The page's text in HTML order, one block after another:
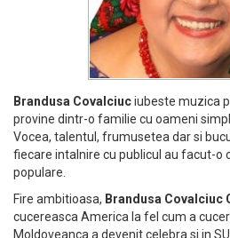
Brandusa Covalciuciubeste muzica
provine dintr-o familie cu oameni
Vocea, talentul, frumusetea dar si
fiecare intalnire cu publicul au facut-o
populare.
Fire ambitioasa, Brandusa Covalciuc
cucereasca America la fel cum a
Moldoveanca a devenit celebra si in